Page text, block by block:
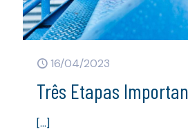
16/04/2023
Três Etapas
[…]